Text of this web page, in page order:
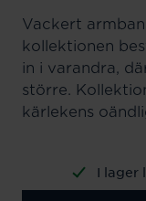
Vackert
kollektionen
in i varandra,
större.
kärlekens
I lager